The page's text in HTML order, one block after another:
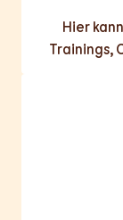
Hier
Trainings,